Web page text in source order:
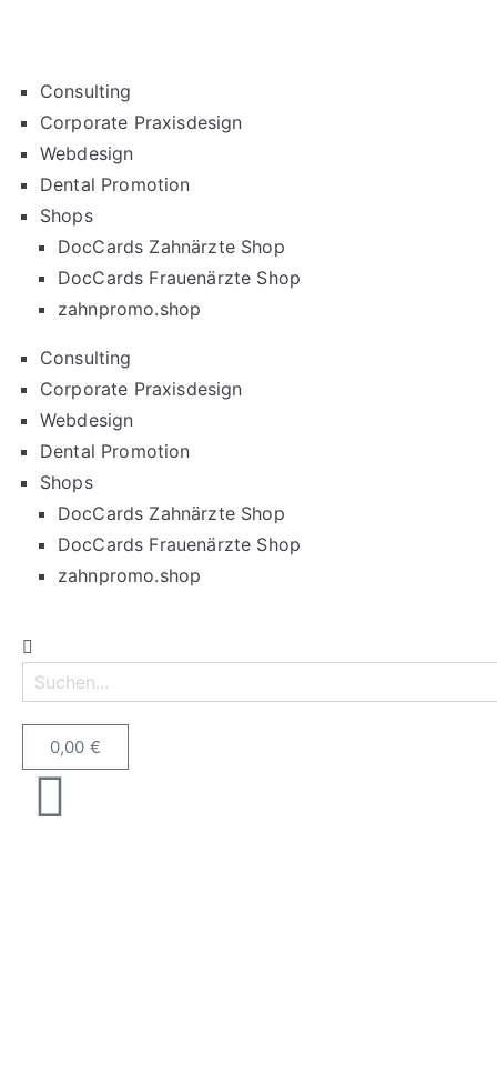
Consulting
Corporate Praxisdesign
Webdesign
Dental Promotion
Shops
DocCards Zahnärzte Shop
DocCards Frauenärzte Shop
zahnpromo.shop
Consulting
Corporate Praxisdesign
Webdesign
Dental Promotion
Shops
DocCards Zahnärzte Shop
DocCards Frauenärzte Shop
zahnpromo.shop
0,00 €